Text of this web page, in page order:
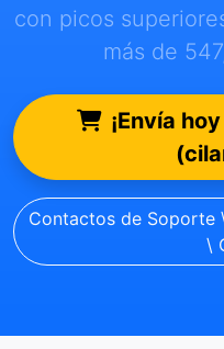
con picos
más de
¡Envía
Contactos de Soporte
\